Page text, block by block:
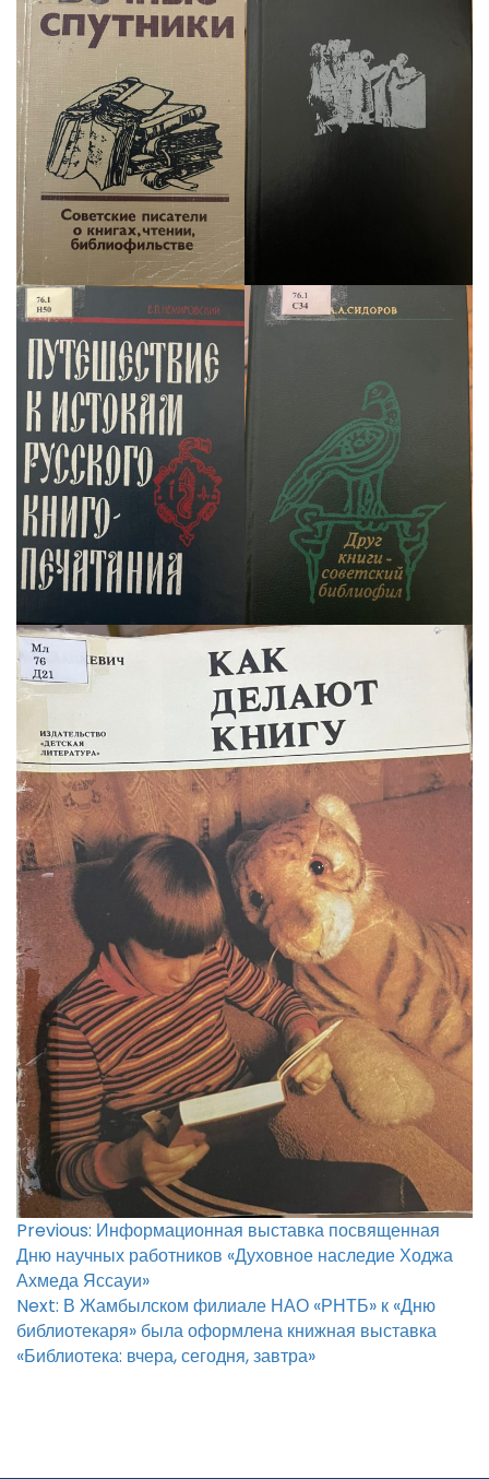
Навигация
по
записям
Previous: Информационная выставка посвященная
Дню научных работников «Духовное наследие Ходжа
Ахмеда Яссауи»
Next: В Жамбылском филиале НАО «РНТБ» к «Дню
библиотекаря» была оформлена книжная выставка
«Библиотека: вчера, сегодня, завтра»